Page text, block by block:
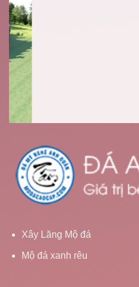
Xây Lăng Mộ đá
Mộ đá xanh rêu